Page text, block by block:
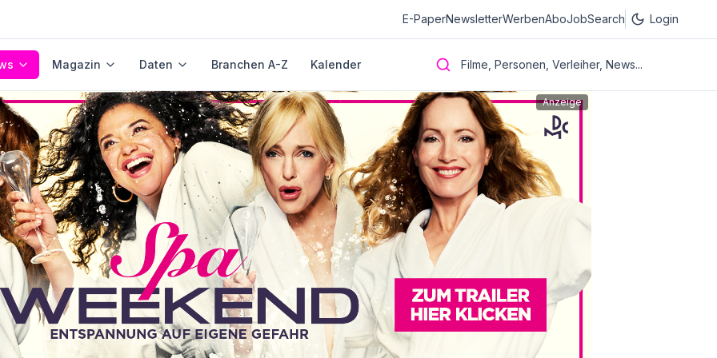
E-PaperNewsletterWerbenAboJobSearch Login
Magazin Daten Branchen A-Z Kalender Filme, Personen, Verleiher, News...
Anzeige